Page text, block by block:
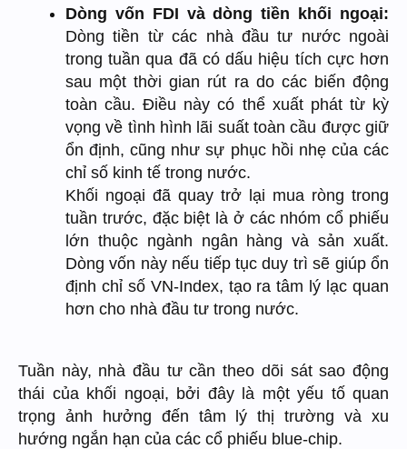
Dòng vốn FDI và dòng tiền khối ngoại:
Dòng tiền từ các nhà đầu tư nước ngoài
trong tuần qua đã có dấu hiệu tích cực hơn
sau một thời gian rút ra do các biến động
toàn cầu. Điều này có thể xuất phát từ kỳ
vọng về tình hình lãi suất toàn cầu được giữ
ổn định, cũng như sự phụchồi nhẹ của các
chỉ số kinh tế trong nước.
Khối ngoại đã quay trở lại mua ròng trong
tuần trước, đặc biệt là ở các nhóm cổ phiếu
lớn thuộc ngành ngân hàng và sản xuất.
Dòng vốn này nếu tiếp tục duy trì sẽ giúp ổn
định chỉ số VN-Index, tạo ra tâm lý lạc quan
hơn cho nhà đầu tư trong nước.
Tuần này, nhà đầu tư cần theo dõi sát sao động
thái của khối ngoại, bởi đây là một yếu tố quan
trọng ảnh hưởng đến tâm lý thị trường và xu
hướng ngắn hạn của các cổ phiếu blue-chip.